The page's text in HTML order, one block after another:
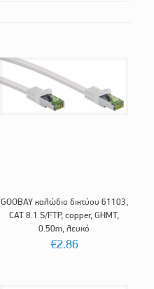
GOOBAY καλώδιο δικτύου 61103,
CAT 8.1 S/FTP, copper, GHMT,
0.50m, λευκό
€2.86